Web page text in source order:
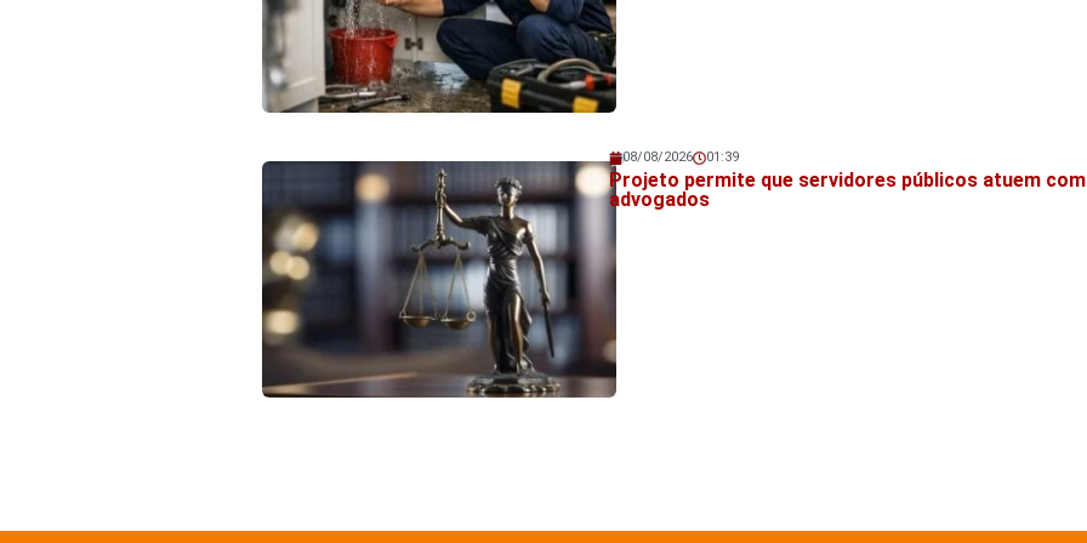
Veja também!
08/08/2026 01:39
Projeto permite que servidores públicos atuem
advogados